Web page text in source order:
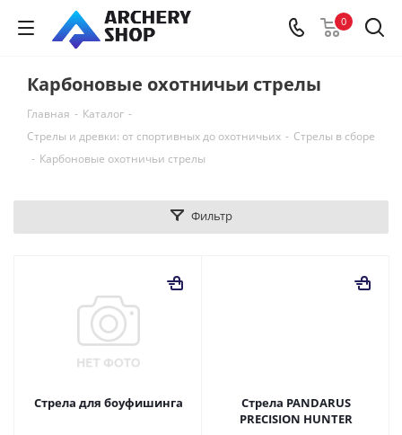
0
Карбоновые охотничьи стрелы
Главная - Каталог -
Стрелы и древки: от спортивных до охотничьих - Стрелы в сборе
- Карбоновые охотничьи стрелы
Фильтр
Стрела для боуфишинга
Стрела PANDARUS
PRECISION HUNTER